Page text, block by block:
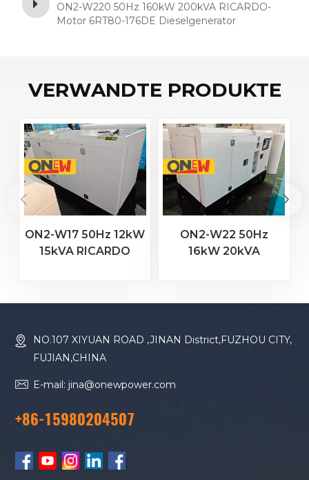
ON2-W220 50Hz 160kW 200kVA RICARDO-
Motor 6RT80-176DE Dieselgenerator
VERWANDTE PRODUKTE
ON2-W17 50Hz 12kW
15kVA RICARDO
ON2-W22 50Hz
16kW 20kVA
Dieselgenerator
NO.107 XIYUAN ROAD ,JINAN District,FUZHOU CITY,
FUJIAN,CHINA
E-mail: jina@onewpower.com
+86-15980204507